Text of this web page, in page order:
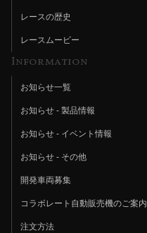
レースの歴史
レースムービー
Information
お知らせ一覧
お知らせ - 製品情報
お知らせ - イベント情報
お知らせ - その他
開発車両募集
コラボレート自動販売機のご案内
注文方法